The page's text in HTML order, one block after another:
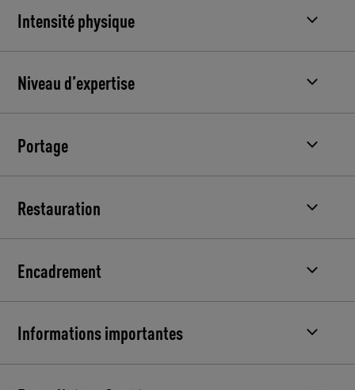
Intensité physique
Niveau d’expertise
Portage
Restauration
Encadrement
Informations importantes